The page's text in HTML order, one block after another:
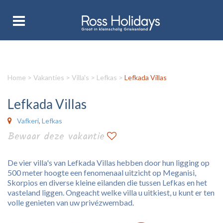
Home > Vakanties > Villa's > Lefkas > Lefkada Villas
Lefkada Villas
Vafkeri, Lefkas
Bewaar deze vakantie
De vier villa's van Lefkada Villas hebben door hun ligging op
500 meter hoogte een fenomenaal uitzicht op Meganisi,
Skorpios en diverse kleine eilanden die tussen Lefkas en het
vasteland liggen. Ongeacht welke villa u uitkiest, u kunt er ten
volle genieten van uw privézwembad.